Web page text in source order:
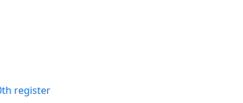
register